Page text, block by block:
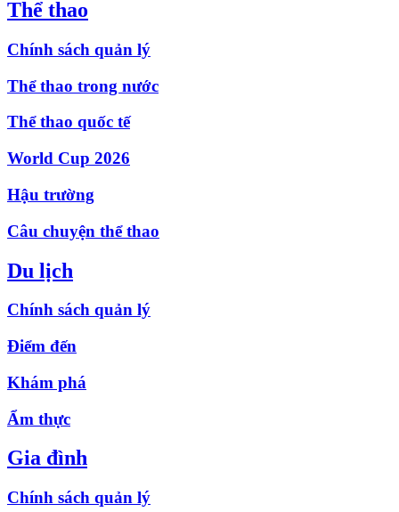
Thể thao
Chính sách quản lý
Thể thao trong nước
Thể thao quốc tế
World Cup 2026
Hậu trường
Câu chuyện thể thao
Du lịch
Chính sách quản lý
Điểm đến
Khám phá
Ẩm thực
Gia đình
Chính sách quản lý